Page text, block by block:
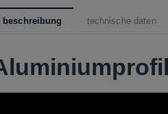
beschreibung technische daten